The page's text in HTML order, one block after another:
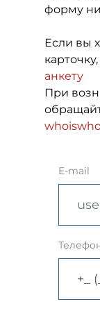
форму
Если вы
анкету
При
E-mail